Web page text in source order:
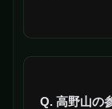
Q. 高野山の